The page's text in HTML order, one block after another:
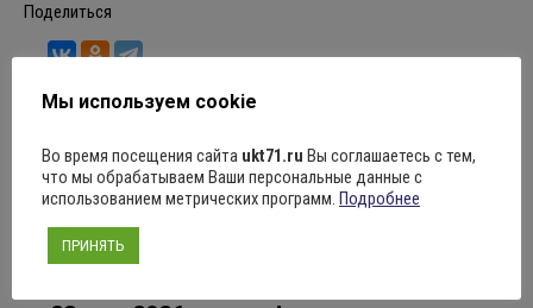
Поделиться
Рубрика:Новости 25.05.2026 Оставить комментарий
Навигация
Мы используем cookie
Во время посещения сайта ukt71.ru Вы соглашаетесь с тем,
что мы обрабатываем Ваши персональные данные с
использованием метрических программ. Подробнее
ПРИНЯТЬ